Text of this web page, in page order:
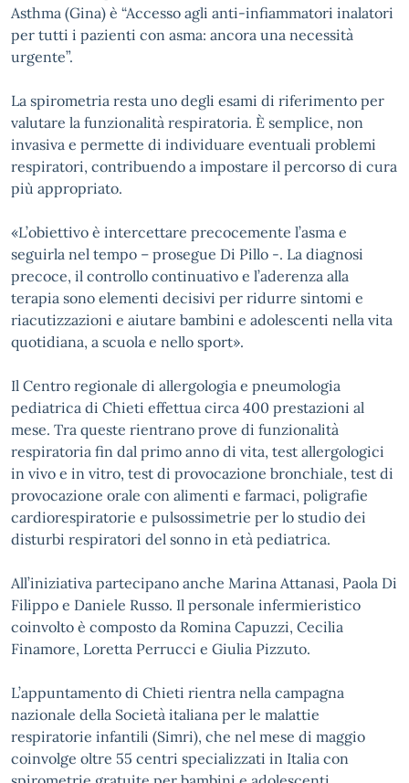
Asthma (Gina) è “Accesso agli anti-infiammatori inalatori
per tutti i pazienti con asma: ancora una necessità
urgente”.
La spirometria resta uno degli esami di riferimento per
valutare la funzionalità respiratoria. È semplice, non
invasiva e permette di individuare eventuali problemi
respiratori, contribuendo a impostare il percorso di cura
più appropriato.
«L’obiettivo è intercettare precocemente l’asma e
seguirla nel tempo – prosegue Di Pillo -. La diagnosi
precoce, il controllo continuativo e l’aderenza alla
terapia sono elementi decisivi per ridurre sintomi e
riacutizzazioni e aiutare bambini e adolescenti nella vita
quotidiana, a scuola e nello sport».
Il Centro regionale di allergologia e pneumologia
pediatrica di Chieti effettua circa 400 prestazioni al
mese. Tra queste rientrano prove di funzionalità
respiratoria fin dal primo anno di vita, test allergologici
in vivo e in vitro, test di provocazione bronchiale, test di
provocazione orale con alimenti e farmaci, poligrafie
cardiorespiratorie e pulsossimetrie per lo studio dei
disturbi respiratori del sonno in età pediatrica.
All’iniziativa partecipano anche Marina Attanasi, Paola Di
Filippo e Daniele Russo. Il personale infermieristico
coinvolto è composto da Romina Capuzzi, Cecilia
Finamore, Loretta Perrucci e Giulia Pizzuto.
L’appuntamento di Chieti rientra nella campagna
nazionale della Società italiana per le malattie
respiratorie infantili (Simri), che nel mese di maggio
coinvolge oltre 55 centri specializzati in Italia con